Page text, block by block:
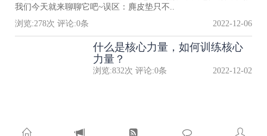
我们今天就来聊聊它吧~误区：麂皮垫只不..
浏览:278次 评论:0条 2022-12-06
什么是核心力量，如何训练核心
力量？
浏览:832次 评论:0条 2022-12-02